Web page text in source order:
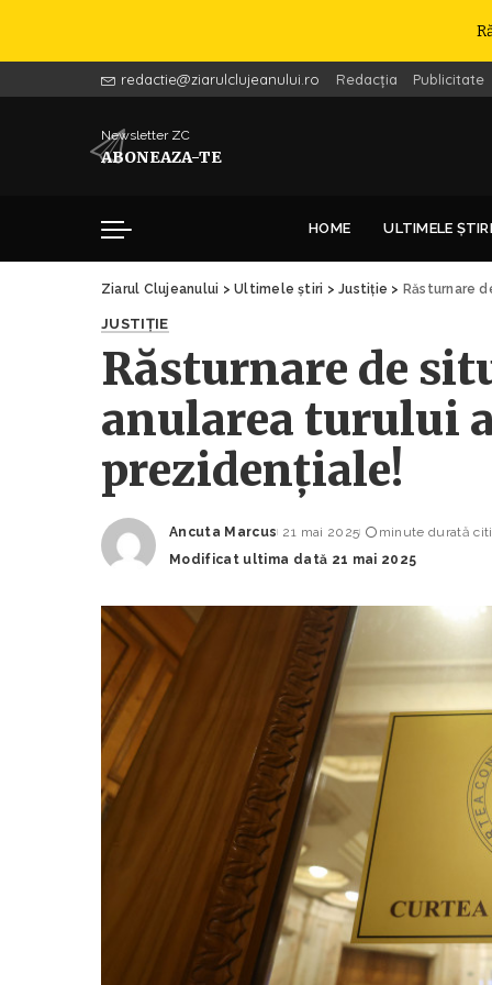
redactie@ziarulclujeanului.ro Redacția Publicitate
Newsletter ZC
ABONEAZA-TE
HOME ULTIMELE ȘTIRI
Ziarul Clujeanului >Ultimele știri >Justiție > Răsturnare
JUSTIȚIE
Răsturnare de
anularea turului
prezidențiale!
Posted
by
Ancuta Marcus 21 mai 2025
minute durată
Modificat ultima dată 21 mai 2025